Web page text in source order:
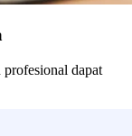
dapat